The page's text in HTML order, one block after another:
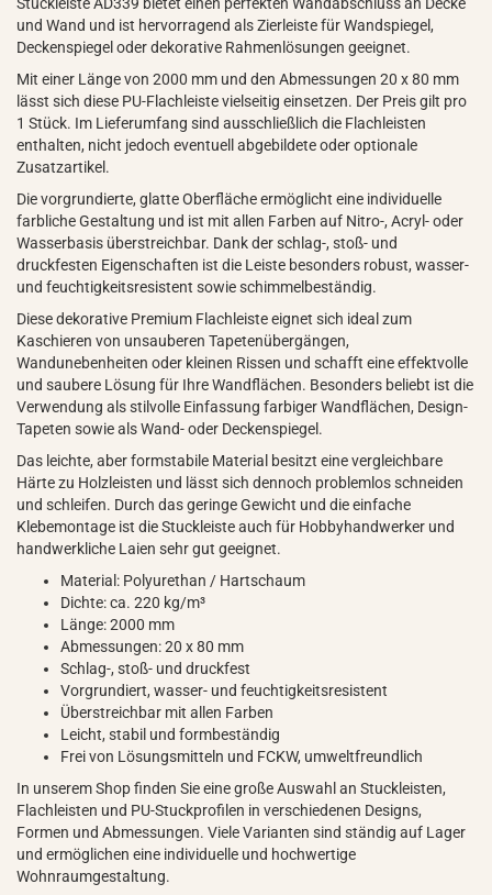
und Wand und ist hervorragend als Zierleiste für Wandspiegel,
Deckenspiegel oder dekorative Rahmenlösungen geeignet.
Mit einer Länge von 2000 mm und den Abmessungen 20 x 80 mm
lässt sich diese PU-Flachleiste vielseitig einsetzen. Der Preis gilt pro
1 Stück. Im Lieferumfang sind ausschließlich die Flachleisten
enthalten, nicht jedoch eventuell abgebildete oder optionale
Zusatzartikel.
Die vorgrundierte, glatte Oberfläche ermöglicht eine individuelle
farbliche Gestaltung und ist mit allen Farben auf Nitro-, Acryl- oder
Wasserbasis überstreichbar. Dank der schlag-, stoß- und
druckfesten Eigenschaften ist die Leiste besonders robust, wasser-
und feuchtigkeitsresistent sowie schimmelbeständig.
Diese dekorative Premium Flachleiste eignet sich ideal zum
Kaschieren von unsauberen Tapetenübergängen,
Wandunebenheiten oder kleinen Rissen und schafft eine effektvolle
und saubere Lösung für Ihre Wandflächen. Besonders beliebt ist die
Verwendung als stilvolle Einfassung farbiger Wandflächen, Design-
Tapeten sowie als Wand- oder Deckenspiegel.
Das leichte, aber formstabile Material besitzt eine vergleichbare
Härte zu Holzleisten und lässt sich dennoch problemlos schneiden
und schleifen. Durch das geringe Gewicht und die einfache
Klebemontage ist die Stuckleiste auch für Hobbyhandwerker und
handwerkliche Laien sehr gut geeignet.
Material: Polyurethan / Hartschaum
Dichte: ca. 220 kg/m³
Länge: 2000 mm
Abmessungen: 20 x 80 mm
Schlag-, stoß- und druckfest
Vorgrundiert, wasser- und feuchtigkeitsresistent
Überstreichbar mit allen Farben
Leicht, stabil und formbeständig
Frei von Lösungsmitteln und FCKW, umweltfreundlich
In unserem Shop finden Sie eine große Auswahl an Stuckleisten,
Flachleisten und PU-Stuckprofilen in verschiedenen Designs,
Formen und Abmessungen. Viele Varianten sind ständig auf Lager
und ermöglichen eine individuelle und hochwertige
Wohnraumgestaltung.